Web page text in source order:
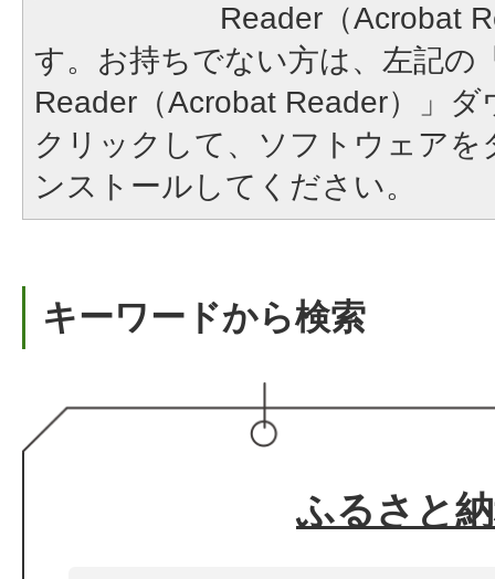
Reader（Acrobat
す。お持ちでない方は、左記の
Reader（Acrobat Reader）」
クリックして、ソフトウェア
ンストールしてください。
キーワードから検索
ふるさと